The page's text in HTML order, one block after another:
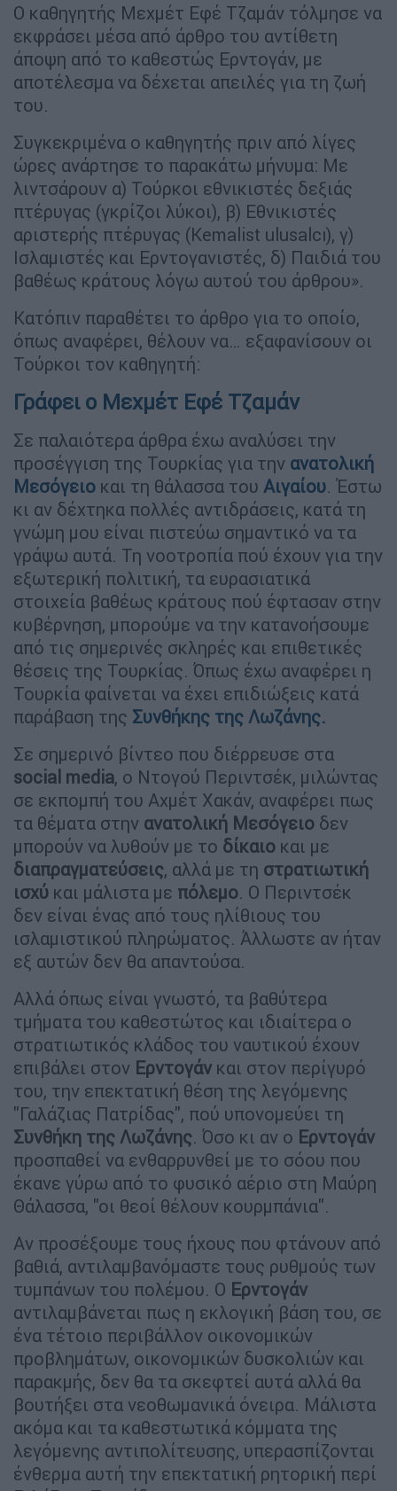
Ο καθηγητής Μεχμέτ Εφέ Τζαμάν τόλμησε να
εκφράσει μέσα από άρθρο του αντίθετη
άποψη από το καθεστώς Ερντογάν, με
αποτέλεσμα να δέχεται απειλές για τη ζωή
του.
Συγκεκριμένα ο καθηγητής πριν από λίγες
ώρες ανάρτησε το παρακάτω μήνυμα: Με
λιντσάρουν α) Τούρκοι εθνικιστές δεξιάς
πτέρυγας (γκρίζοι λύκοι), β) Εθνικιστές
αριστερής πτέρυγας (Kemalist ulusalcı), γ)
Ισλαμιστές και Ερντογανιστές, δ) Παιδιά του
βαθέως κράτους λόγω αυτού του άρθρου».
Κατόπιν παραθέτει το άρθρο για το οποίο,
όπως αναφέρει, θέλουν να… εξαφανίσουν οι
Τούρκοι τον καθηγητή:
Γράφει ο Μεχμέτ Εφέ Τζαμάν
Σε παλαιότερα άρθρα έχω αναλύσει την
προσέγγιση της Τουρκίας για την ανατολική
Μεσόγειο και τη θάλασσα του Αιγαίου. Έστω
κι αν δέχτηκα πολλές αντιδράσεις, κατά τη
γνώμη μου είναι πιστεύω σημαντικό να τα
γράψω αυτά. Τη νοοτροπία πού έχουν για την
εξωτερική πολιτική, τα ευρασιατικά
στοιχεία βαθέως κράτους πού έφτασαν στην
κυβέρνηση, μπορούμε να την κατανοήσουμε
από τις σημερινές σκληρές και επιθετικές
θέσεις της Τουρκίας. Όπως έχω αναφέρει η
Τουρκία φαίνεται να έχει επιδιώξεις κατά
παράβαση της Συνθήκης της Λωζάνης.
Σε σημερινό βίντεο που διέρρευσε στα
social media, ο Ντογού Περιντσέκ, μιλώντας
σε εκπομπή του Αχμέτ Χακάν, αναφέρει πως
τα θέματα στην ανατολική Μεσόγειο δεν
μπορούν να λυθούν με το δίκαιο και με
διαπραγματεύσεις, αλλά με τη στρατιωτική
ισχύ και μάλιστα με πόλεμο. Ο Περιντσέκ
δεν είναι ένας από τους ηλίθιους του
ισλαμιστικού πληρώματος. Άλλωστε αν ήταν
εξ αυτών δεν θα απαντούσα.
Αλλά όπως είναι γνωστό, τα βαθύτερα
τμήματα του καθεστώτος και ιδιαίτερα ο
στρατιωτικός κλάδος του ναυτικού έχουν
επιβάλει στον Ερντογάν και στον περίγυρό
του, την επεκτατική θέση της λεγόμενης
"Γαλάζιας Πατρίδας", πού υπονομεύει τη
Συνθήκη της Λωζάνης. Όσο κι αν ο Ερντογάν
προσπαθεί να ενθαρρυνθεί με το σόου που
έκανε γύρω από το φυσικό αέριο στη Μαύρη
Θάλασσα, "οι θεοί θέλουν κουρμπάνια".
Αν προσέξουμε τους ήχους που φτάνουν από
βαθιά, αντιλαμβανόμαστε τους ρυθμούς των
τυμπάνων του πολέμου. Ο Ερντογάν
αντιλαμβάνεται πως η εκλογική βάση του, σε
ένα τέτοιο περιβάλλον οικονομικών
προβλημάτων, οικονομικών δυσκολιών και
παρακμής, δεν θα τα σκεφτεί αυτά αλλά θα
βουτήξει στα νεοθωμανικά όνειρα. Μάλιστα
ακόμα και τα καθεστωτικά κόμματα της
λεγόμενης αντιπολίτευσης, υπερασπίζονται
ένθερμα αυτή την επεκτατική ρητορική περί